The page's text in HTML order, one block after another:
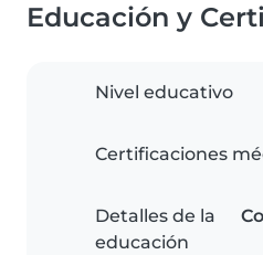
Educación y
Nivel educativo
Certificaciones
Detalles de la
educación